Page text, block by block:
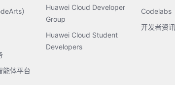
）
能体平台
Huawei Cloud Developer
Group
Huawei Cloud Student
Developers
Codelabs
开发者资讯